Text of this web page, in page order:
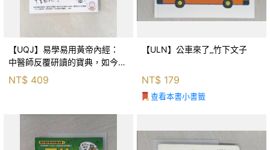
【UQJ】易學易用黃帝內經：
中醫師反覆研讀的寶典，如今一
般人也能實踐。12條經絡、365
個穴位白話詳解，經之所過，病
NT$ 409
【ULN】公車來了_竹下文子
NT$ 179
查看本書小書籤